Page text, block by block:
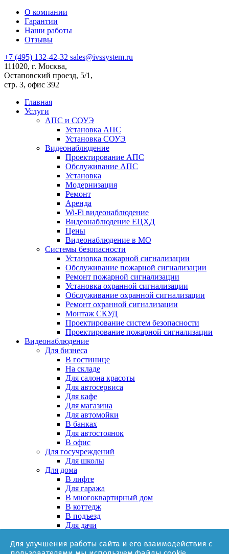
О компании
Гарантии
Наши работы
Отзывы
+7 (495) 132-42-32 sales@ivssystem.ru
111020, г. Москва,
Остаповский проезд, 5/1,
стр. 3, офис 392
Для улучшения работы сайта и его взаимодействия с
Главная
Услуги
АПС и СОУЭ
Установка АПС
Установка СОУЭ
Видеонаблюдение
Проектирование АПС
Обслуживание АПС
Установка
Модернизация
Ремонт
Аренда
Wi-Fi видеонаблюдение
Видеонаблюдение ЕЦХД
Цены
Видеонаблюдение в МО
Системы безопасности
Установка пожарной сигнализации
Обслуживание пожарной сигнализации
Ремонт пожарной сигнализации
Установка охранной сигнализации
Обслуживание охранной сигнализации
Ремонт охранной сигнализации
Монтаж СКУД
Проектирование систем безопасности
Проектирование пожарной сигнализации
Видеонаблюдение
Для бизнеса
В гостинице
На складе
Для салона красоты
Для автосервиса
Для кафе
Для магазина
Для автомойки
В банках
Для автостоянок
В офис
Для госучреждений
Для школы
Для дома
В лифте
Для гаража
В многоквартирный дом
В коттедж
В подъезд
Для дачи
За няней